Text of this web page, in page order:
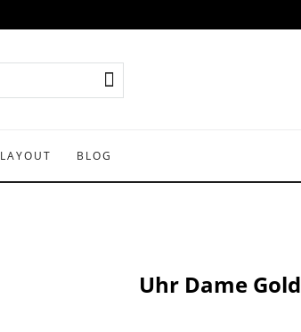
LAYOUT BLOG
Uhr Dame Gold